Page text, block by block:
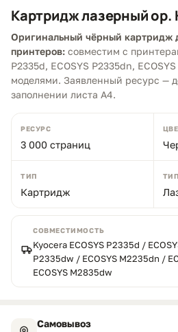
Оригинальный чёрный картридж
принтеров: совместим с
P2335d, ECOSYS P2335dn,
моделями. Заявленный ресурс —
заполнении листа A4.
РЕСУРС
3 000 страниц
ТИП
Картридж
СОВМЕСТИМОСТЬ
Kyocera ECOSYS P2335d /
P2335dw / ECOSYS M2235dn /
ECOSYS M2835dw
Самовывоз